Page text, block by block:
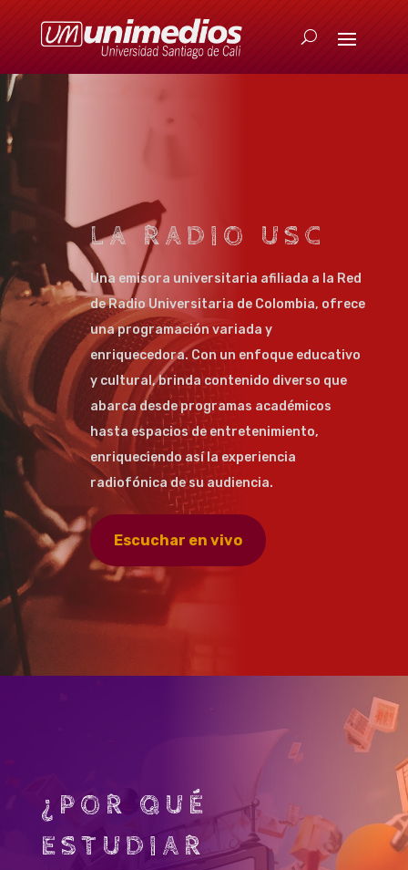
LA RADIO USC
Una emisora universitaria afiliada a la Red
de Radio Universitaria de Colombia, ofrece
una programación variada y
enriquecedora. Con un enfoque educativo
y cultural, brinda contenido diverso que
abarca desde programas académicos
hasta espacios de entretenimiento,
enriqueciendo así la experiencia
radiofónica de su audiencia.
Escuchar en vivo
¿POR QUÉ
ESTUDIAR